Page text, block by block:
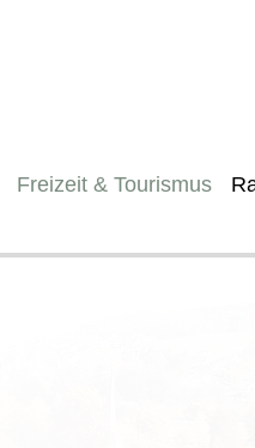
Freizeit & Tourismus